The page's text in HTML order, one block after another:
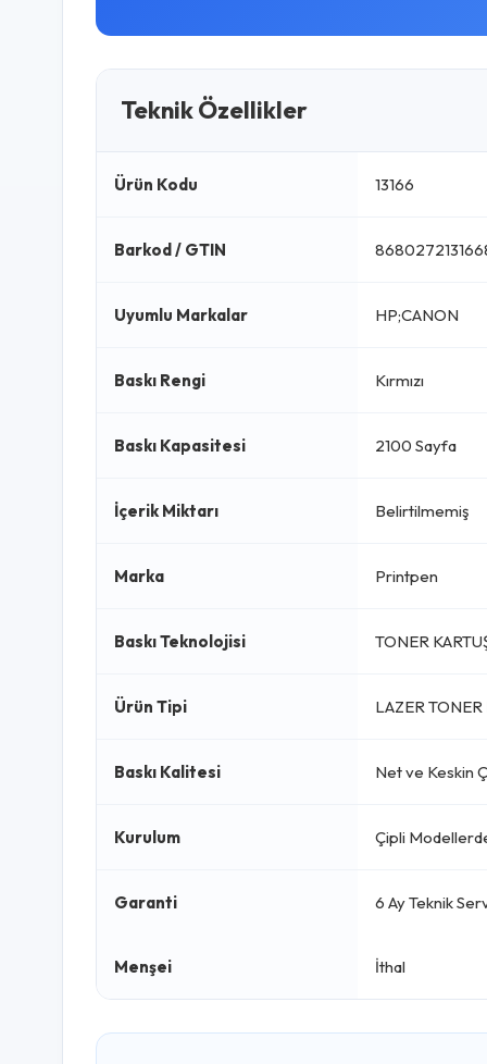
Teknik Özellikler
Ürün Kodu 13166
Barkod / GTIN
Uyumlu Markalar HP;CANON
Baskı Rengi Kırmızı
Baskı Kapasitesi 2100 Sayfa
İçerik Miktarı Belirtilmemiş
Marka Printpen
Baskı Teknolojisi TONER
Ürün Tipi LAZER TONER
Baskı Kalitesi Net ve Keskin
Kurulum Çipli Modellerde
Garanti 6 Ay Teknik
Menşei İthal